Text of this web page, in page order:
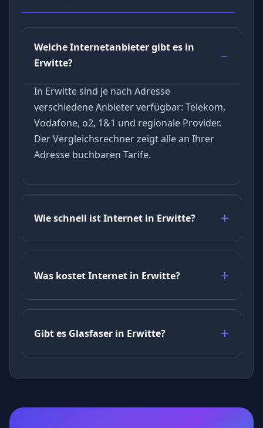
Welche Internetanbieter gibt es in
Erwitte?
In Erwitte sind je nach Adresse
verschiedene Anbieter verfügbar: Telekom,
Vodafone, o2, 1&1 und regionale Provider.
Der Vergleichsrechner zeigt alle an Ihrer
Adresse buchbaren Tarife.
Wie schnell ist Internet in Erwitte?
Was kostet Internet in Erwitte?
Gibt es Glasfaser in Erwitte?